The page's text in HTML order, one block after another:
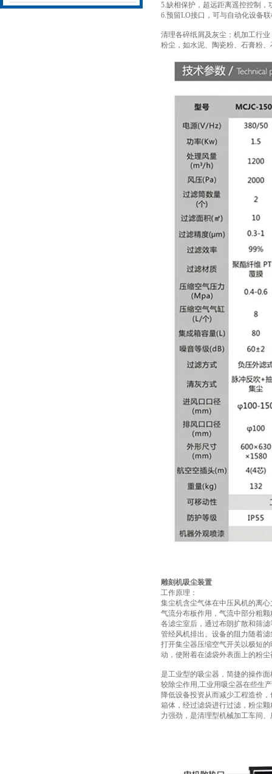
5.缺相保护，超远距离遥控控制，
6.预留LO接口，可与自动化设备
清理各碎纸屑及灰尘；机加工行
粉尘，如水泥、陶瓷粉、石膏粉
雕刻机吸尘装置
工作原理：
集尘机含尘气体在中压风机的离
气流分布板作用，气流中部分粗
各滤尘室后，通过布朗扩散和筛
管经风机排出。设备的阻力随着
打开集尘器压缩空气开关以极短
动，使附着在滤袋外表面上的粉
是工业型的吸尘器，简捷的操作
较除尘作用,工业用吸尘器在些生
降低设备投资从而减少工程造价
箱体，经过滤袋进行过滤，粉尘
力强劲，是清理型机械加工车间